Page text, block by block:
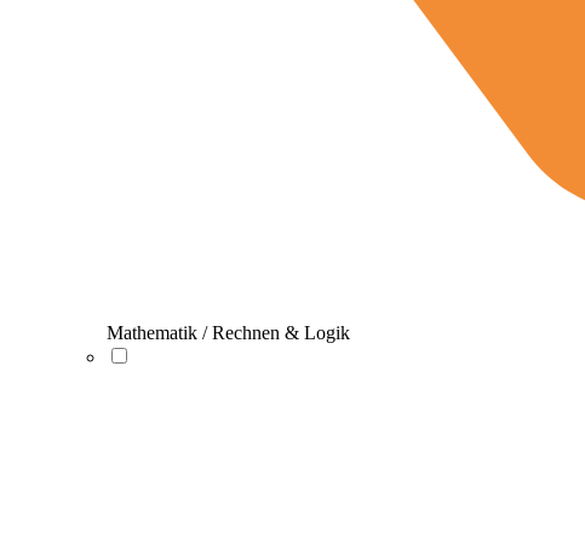
Mathematik / Rechnen & Logik